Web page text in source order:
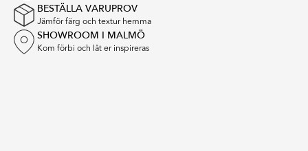
BESTÄLLA VARUPROV
Jämför färg och textur hemma
SHOWROOM I MALMÖ
Kom förbi och låt er inspireras